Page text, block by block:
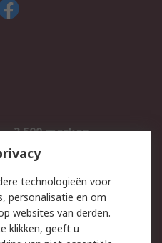
2.500 merken
Inkoopoplossingen
technologieën voor
personalisatie en om
websites van derden.
klikken, geeft u